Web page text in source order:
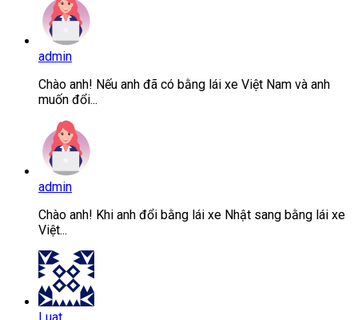
admin
Chào anh! Nếu anh đã có bằng lái xe Việt Nam và anh
muốn đổi...
admin
Chào anh! Khi anh đổi bằng lái xe Nhật sang bằng lái xe
Việt...
Luat